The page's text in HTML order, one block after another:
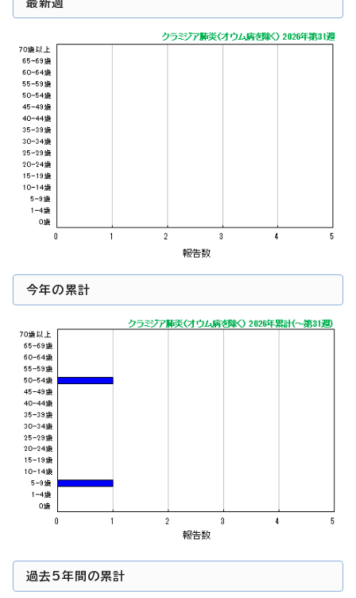
最新週
今年の累計
過去5年間の累計